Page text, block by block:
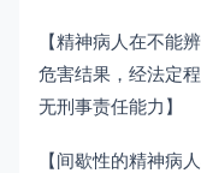
【精神病人在不能
危害结果，经法定
无刑事责任能力】
【间歇性的精神病